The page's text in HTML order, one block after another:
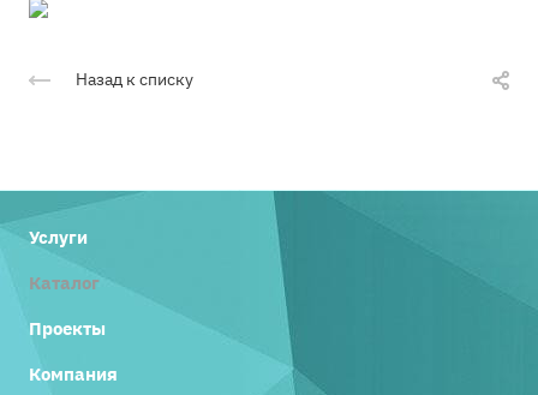
Назад к списку
Услуги
Каталог
Проекты
Компания